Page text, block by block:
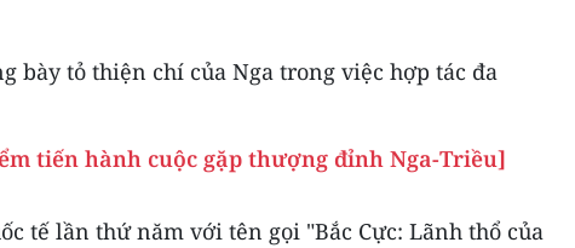
bày tỏ thiện chí của Nga trong việc hợp tác đa
tiến hành cuộc gặp thượng đỉnh Nga-Triều]
tế lần thứ năm với tên gọi "Bắc Cực: Lãnh thổ của